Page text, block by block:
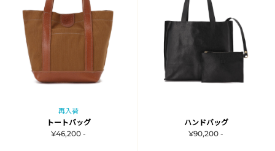
再入荷
トートバッグ
¥46,200 -
ハンドバッグ
¥90,200 -